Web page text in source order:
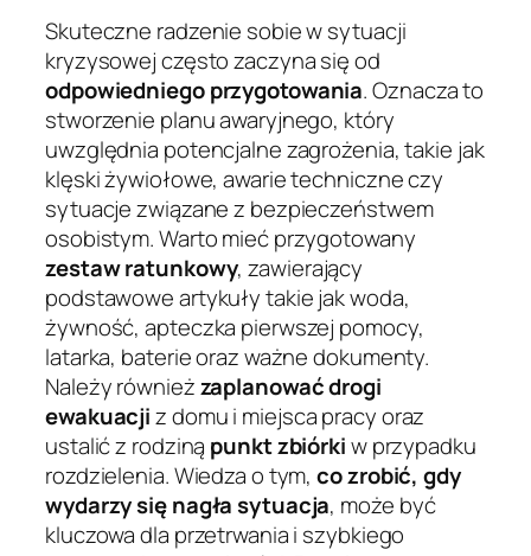
Skuteczne radzenie sobie w sytuacji
kryzysowej często zaczyna się od
odpowiedniego przygotowania. Oznacza to
stworzenie planu awaryjnego, który
uwzględnia potencjalne zagrożenia, takie jak
klęski żywiołowe, awarie techniczne czy
sytuacje związane z bezpieczeństwem
osobistym. Warto mieć przygotowany
zestaw ratunkowy, zawierający
podstawowe artykuły takie jak woda,
żywność, apteczka pierwszej pomocy,
latarka, baterie oraz ważne dokumenty.
Należy równieżzaplanować drogi
ewakuacjiz domu i miejsca pracy oraz
ustalić z rodziną punkt zbiórkiw przypadku
rozdzielenia. Wiedza o tym,co zrobić, gdy
wydarzy się nagła sytuacja, może być
kluczowa dla przetrwania i szybkiego